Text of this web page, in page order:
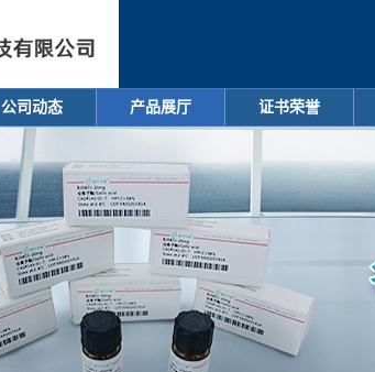
公司动态 产品展厅 证书荣誉